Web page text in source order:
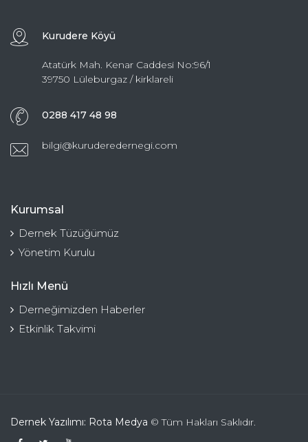
Kurudere Köyü
Atatürk Mah. Kenar Caddesi No:96/1
39750 Lüleburgaz / kirklareli
0288 417 48 98
bilgi@kuruderedernegi.com
Kurumsal
Dernek Tüzüğümüz
Yönetim Kurulu
Hızlı Menü
Derneğimizden Haberler
Etkinlik Takvimi
Dernek Yazılımı: Rota Medya © Tüm Hakları Saklıdır.